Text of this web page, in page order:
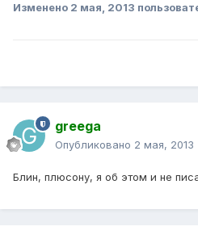
Изменено 2 мая, 2013
greega
Опубликовано 2 мая, 2013
Блин, плюсону, я об этом и не